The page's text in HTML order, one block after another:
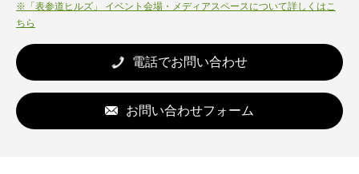
※「表参道ヒルズ」 イベント会場・メディアスペースについて詳しくはこ
ちら
電話でお問い合わせ
お問い合わせフォーム